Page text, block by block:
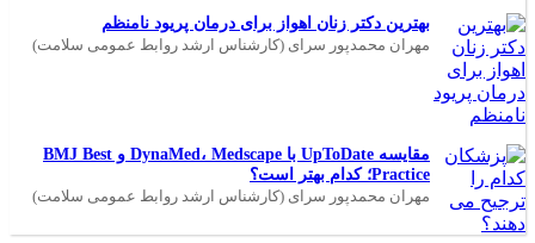
بهترین دکتر زنان اهواز برای درمان پریود نامنظم
مهران محمدپور سرای (کارشناس ارشد روابط عمومی سلامت)
مقایسه UpToDate با DynaMed، Medscape و BMJ Best
Practice؛ کدام بهتر است؟
مهران محمدپور سرای (کارشناس ارشد روابط عمومی سلامت)